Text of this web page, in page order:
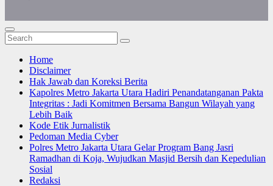
Home
Disclaimer
Hak Jawab dan Koreksi Berita
Kapolres Metro Jakarta Utara Hadiri Penandatanganan Pakta
Integritas : Jadi Komitmen Bersama Bangun Wilayah yang
Lebih Baik
Kode Etik Jurnalistik
Pedoman Media Cyber
Polres Metro Jakarta Utara Gelar Program Bang Jasri
Ramadhan di Koja, Wujudkan Masjid Bersih dan Kepedulian
Sosial
Redaksi